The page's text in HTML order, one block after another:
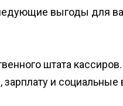
выгоды для
штата
зарплату и